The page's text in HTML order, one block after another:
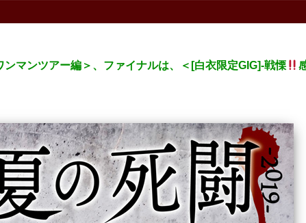
ンマンツアー編＞、ファイナルは、＜[白衣限定GIG]-戦慄